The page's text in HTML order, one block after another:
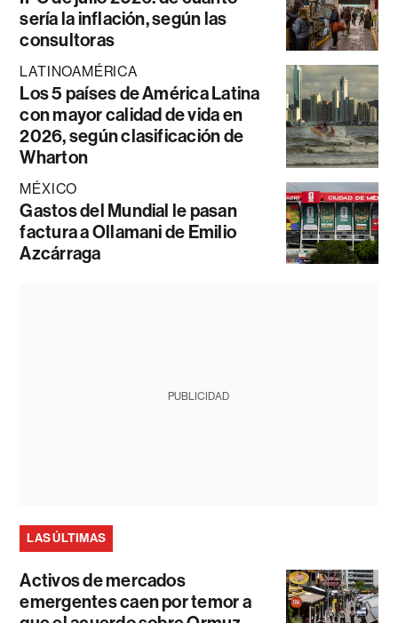
sería la inflación, según las
consultoras
LATINOAMÉRICA
Los 5 países de América Latina
con mayor calidad de vida en
2026, según clasificación de
Wharton
MÉXICO
Gastos del Mundial le pasan
factura a Ollamani de Emilio
Azcárraga
PUBLICIDAD
LAS ÚLTIMAS
Activos de mercados
emergentes caen por temor a